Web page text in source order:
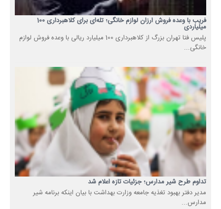
فریب با وعده فروش ارزان لوازم خانگی؛ تله‌ای برای کلاهبرداری 100
میلیاردی
پلیس فتا تهران بزرگ از کلاهبرداری 100 میلیارد ریالی با وعده فروش لوازم
خانگی...
تداوم طرح شیر مدارس؛ جزئیات تازه اعلام شد
مدیر دفتر بهبود تغذیه جامعه وزارت بهداشت با بیان اینکه برنامه شیر
مدارس...